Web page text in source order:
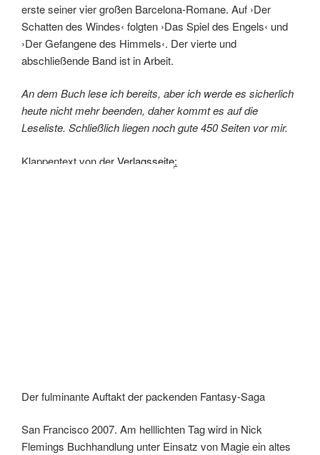
erste seiner vier großen Barcelona-Romane. Auf ›Der
Schatten des Windes‹ folgten ›Das Spiel des Engels‹ und
›Der Gefangene des Himmels‹. Der vierte und
abschließende Band ist in Arbeit.
An dem Buch lese ich bereits, aber ich werde es sicherlich
heute nicht mehr beenden, daher kommt es auf die
Leseliste. Schließlich liegen noch gute 450 Seiten vor mir.
Klappentext von derVerlagsseite:
Der fulminante Auftakt der packenden Fantasy-Saga
San Francisco 2007. Am helllichten Tag wird in Nick
Flemings Buchhandlung unter Einsatz von Magie ein altes